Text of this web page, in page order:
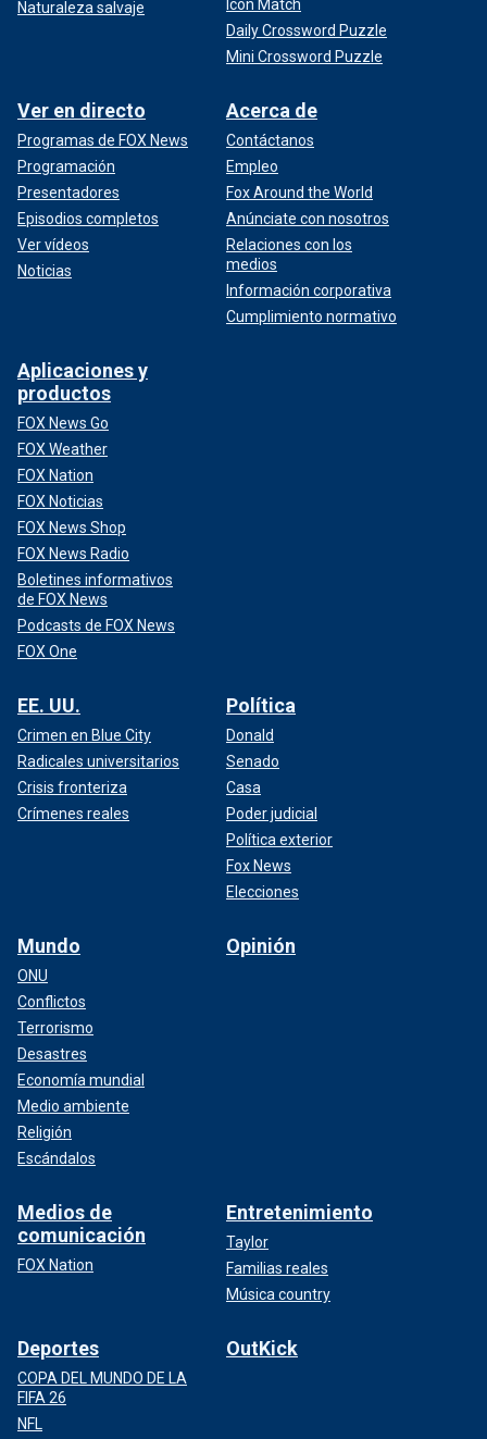
Naturaleza salvaje
Icon Match
Daily Crossword Puzzle
Mini Crossword Puzzle
Ver en directo
Programas de FOX News
Programación
Presentadores
Episodios completos
Ver vídeos
Noticias
Acerca de
Contáctanos
Empleo
Fox Around the World
Anúnciate con nosotros
Relaciones con los
medios
Información corporativa
Cumplimiento normativo
Aplicaciones y
productos
FOX News Go
FOX Weather
FOX Nation
FOX Noticias
FOX News Shop
FOX News Radio
Boletines informativos
de FOX News
Podcasts de FOX News
FOX One
EE. UU.
Crimen en Blue City
Radicales universitarios
Crisis fronteriza
Crímenes reales
Política
Donald
Senado
Casa
Poder judicial
Política exterior
Fox News
Elecciones
Mundo
ONU
Conflictos
Terrorismo
Desastres
Economía mundial
Medio ambiente
Religión
Escándalos
Opinión
Medios de
comunicación
FOX Nation
Entretenimiento
Taylor
Familias reales
Música country
Deportes
COPA DEL MUNDO DE LA
FIFA 26
NFL
OutKick